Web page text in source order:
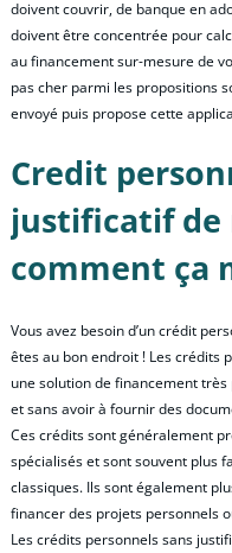
doivent couvrir, de banque en
doivent être concentrée pour
au financement sur-mesure de
pas cher parmi les propositions
envoyé puis propose cette
Credit
justificatif de
comment ça
Vous avez besoin d’un crédit
êtes au bon endroit ! Les crédits
une solution de financement
et sans avoir à fournir des
Ces crédits sont généralement
spécialisés et sont souvent plus
classiques. Ils sont également
financer des projets personnels
Les crédits personnels sans